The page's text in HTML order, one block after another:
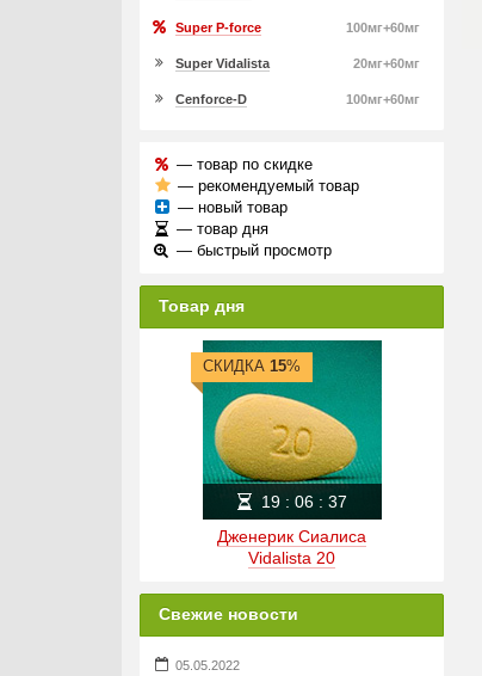
100мг+60мг
Super P-force
20мг+60мг
Super Vidalista
100мг+60мг
Cenforce-D
— товар по скидке
— рекомендуемый товар
— новый товар
— товар дня
— быстрый просмотр
Товар дня
Дженерик Сиалиса
Vidalista 20
СКИДКА 15%
19: 06: 37
Свежие новости
05.05.2022